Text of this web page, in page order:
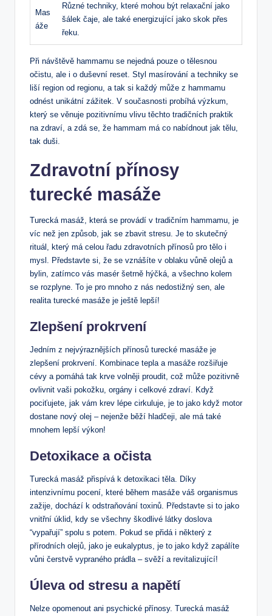
Mas
áže
Různé techniky, které⁤ mohou být relaxační ‌jako ​
šálek čaje, ale také energizující ​jako skok přes
řeku.
Při návštěvě ‌hammamu se nejedná pouze o‌ tělesnou
očistu, ale i o duševní reset. Styl ⁢masírování⁤ a techniky se
liší region od regionu,⁣ a tak si každý může z hammamu
odnést unikátní zážitek. V ‌současnosti probíhá výzkum,
který se věnuje ​pozitivnímu vlivu‌ těchto⁣ tradičních⁢ praktik
na zdraví, a zdá se, že⁣ hammam má co nabídnout ‍jak tělu,
tak duši.
Zdravotní přínosy
turecké masáže
Turecká masáž, která se provádí v tradičním hammamu, je
víc než jen způsob, jak se zbavit ⁢stresu. Je to skutečný‌
rituál, který má celou řadu‍ zdravotních přínosů pro tělo i⁢
mysl. ⁣Představte si, že se⁢ vznášíte v ⁣oblaku vůně olejů a
⁤bylin, zatímco vás ‌masér šetrně hýčká, a všechno ‍kolem
se rozplyne. To je pro mnoho ⁣z nás nedostižný sen, ale
realita turecké masáže je ​ještě ⁢lepší!
Zlepšení prokrvení
Jedním⁣ z nejvýraznějších přínosů turecké masáže je
zlepšení prokrvení. ⁣Kombinace tepla a‌ masáže rozšiřuje
cévy a pomáhá tak ⁣krve volněji proudit, což ‍může⁤ pozitivně
ovlivnit vaši pokožku,⁤ orgány⁢ i celkové zdraví. Když
‌pociťujete, jak vám krev‌ lépe cirkuluje, ‍je⁣ to jako ‍když motor
dostane nový olej – nejenže běží hladčeji, ⁣ale ​má ​také
mnohem lepší výkon!
Detoxikace a ⁢očista
Turecká masáž přispívá‍ k detoxikaci těla. ⁢Díky
intenzivnímu pocení, které během ⁣masáže váš ‌organismus
zažije, dochází k odstraňování ‌toxinů. Představte si to jako
‌vnitřní‌ úklid,‌ kdy se všechny škodlivé látky doslova
“vypařují” spolu ⁣s potem. Pokud⁤ se přidá i ⁤některý z
⁢přírodních olejů, jako je eukalyptus, je to jako když​ zapálíte ​
vůni čerstvě⁤ vypraného prádla⁣ – svěží a revitalizující!
Úleva od⁤ stresu a napětí
Nelze opomenout ‍ani ⁣psychické přínosy. Turecká masáž